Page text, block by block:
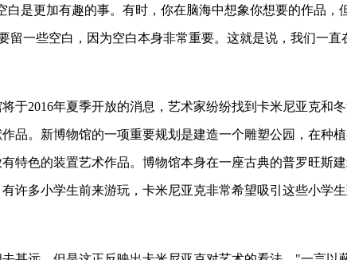
白是更加有趣的事。有时，你在脑海中想象你想要的作品，
留一些空白，因为空白本身非常重要。这就是说，我们一直
于2016年夏季开放的消息，艺术家纷纷找到卡米尼亚克和
品。新博物馆的一项重要规划是建造一个雕塑公园，在种
特色的装置艺术作品。博物馆本身在一座古典的普罗旺斯建
许多小学生前来游玩，卡米尼亚克非常希望吸引这些小学